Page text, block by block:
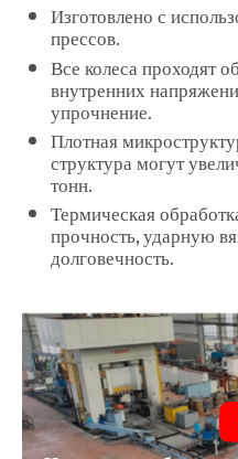
Изготовлено с
прессов.
Все колеса проходят
внутренних
упрочнение.
Плотная
структура могут
тонн.
Термическая
прочность, ударную
долговечность.